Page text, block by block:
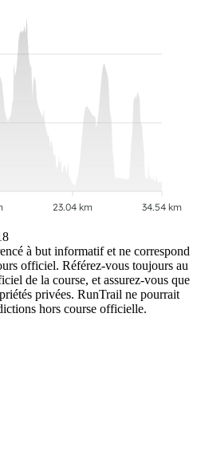
23.04 km 34.54 km
à but informatif et ne correspond
officiel. Référez-vous toujours au
de la course, et assurez-vous que
privées. RunTrail ne pourrait
hors course officielle.